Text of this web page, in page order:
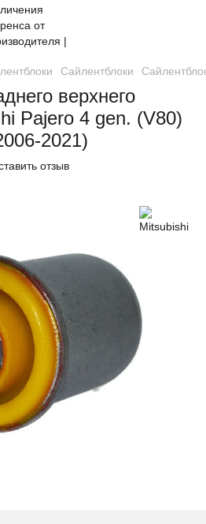
Сайлентблоки
верхнего
Pajero 4 gen. (V80)
2021)
отзыв